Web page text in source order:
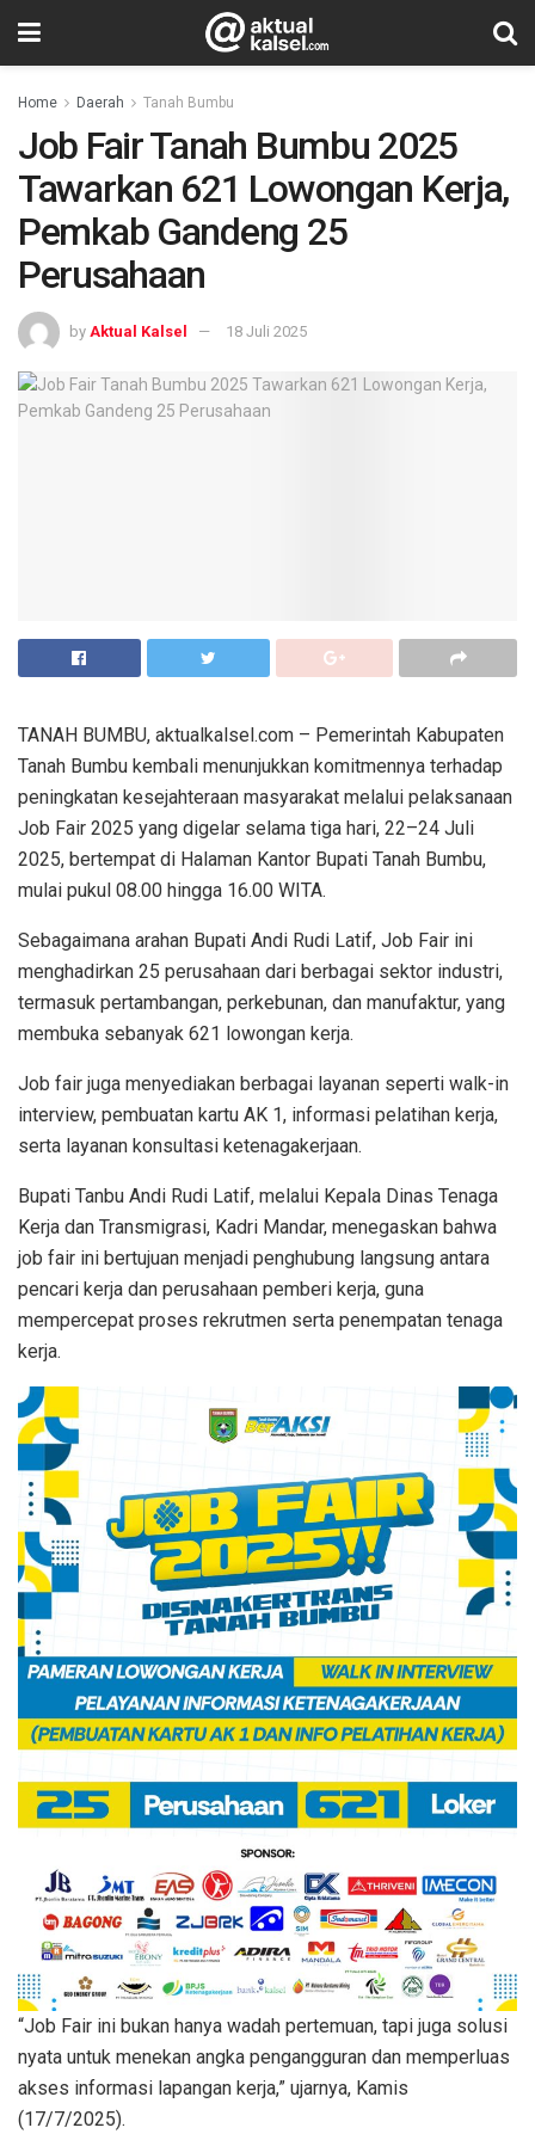
Home Daerah Tanah Bumbu
Job Fair Tanah Bumbu 2025
Tawarkan 621 Lowongan Kerja,
Pemkab Gandeng 25
Perusahaan
by Aktual Kalsel 18 Juli 2025
TANAH BUMBU, aktualkalsel.com – Pemerintah Kabupaten
Tanah Bumbu kembali menunjukkan komitmennya terhadap
peningkatan kesejahteraan masyarakat melalui pelaksanaan
Job Fair 2025 yang digelar selama tiga hari, 22–24 Juli
2025, bertempat di Halaman Kantor Bupati Tanah Bumbu,
mulai pukul 08.00 hingga 16.00 WITA.
Sebagaimana arahan Bupati Andi Rudi Latif, Job Fair ini
menghadirkan 25 perusahaan dari berbagai sektor industri,
termasuk pertambangan, perkebunan, dan manufaktur, yang
membuka sebanyak 621 lowongan kerja.
Job fair juga menyediakan berbagai layanan seperti walk-in
interview, pembuatan kartu AK 1, informasi pelatihan kerja,
serta layanan konsultasi ketenagakerjaan.
Bupati Tanbu Andi Rudi Latif, melalui Kepala Dinas Tenaga
Kerja dan Transmigrasi, Kadri Mandar, menegaskan bahwa
job fair ini bertujuan menjadi penghubung langsung antara
pencari kerja dan perusahaan pemberi kerja, guna
mempercepat proses rekrutmen serta penempatan tenaga
kerja.
“Job Fair ini bukan hanya wadah pertemuan, tapi juga solusi
nyata untuk menekan angka pengangguran dan memperluas
akses informasi lapangan kerja,” ujarnya, Kamis
(17/7/2025).